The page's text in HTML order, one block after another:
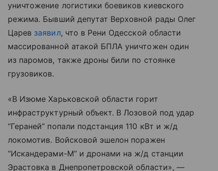
уничтожение логистики боевиков киевского
режима. Бывший депутат Верховной рады Олег
Царев заявил, что в Рени Одесской области
массированной атакой БПЛА уничтожен один
из паромов, также дроны били по стоянке
грузовиков.
«В Изюме Харьковской области горит
инфраструктурный объект. В Лозовой под удар
“Гераней” попали подстанция 110 кВт и ж/д
локомотив. Войсковой эшелон поражен
“Искандерами-М” и дронами на ж/д станции
Эрастовка в Днепропетровской области», —